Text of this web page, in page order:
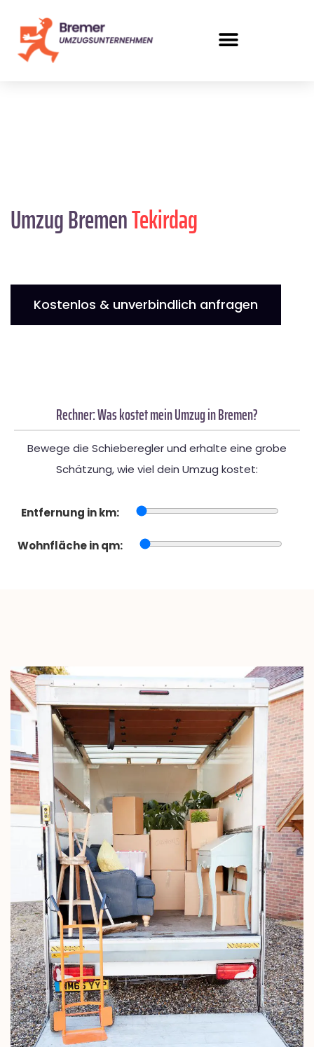
Umzug BremenTekirdag
Kostenlos & unverbindlich anfragen
Rechner: Was kostet mein Umzug in Bremen?
Bewege die Schieberegler und erhalte eine grobe
Schätzung, wie viel dein Umzug kostet:
Entfernung in km:
Wohnfläche in qm: